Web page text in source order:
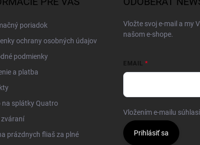
poriadok
ochrany osobných údajov
podmienky
a platba
na splátky Quatro
zváraní
prázdnych fliaš za plné
Vložte svoj e-mail a my
našom e-shope.
EMAIL
Vložením e-mailu
Prihlásiť sa